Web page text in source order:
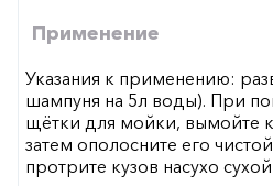
Применение
Указания к применению:
шампуня на 5л воды). При
щётки для мойки, вымойте
затем ополосните его
протрите кузов насухо